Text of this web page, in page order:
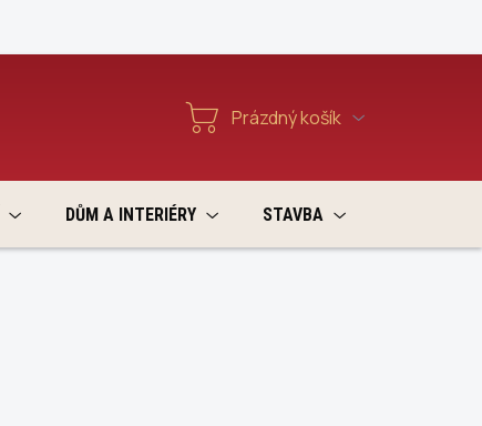
Nákupní
Prázdný košík
DŮM A INTERIÉRY STAVBA